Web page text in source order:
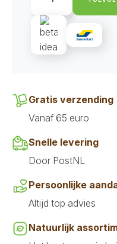
200
gr
aantal
Gratis verzending
Vanaf 65 euro
Snelle levering
Door PostNL
Persoonlijke
Altijd top advies
Natuurlijk